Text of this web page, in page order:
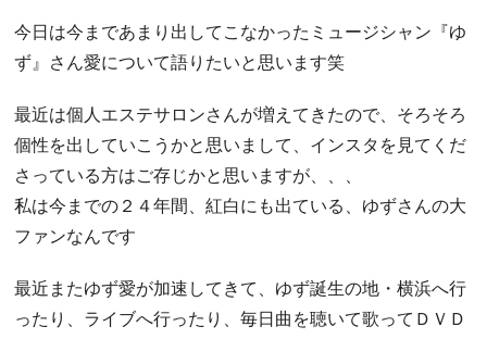
今日は今まであまり出してこなかったミュージシャン『ゆ
ず』さん愛について語りたいと思います笑
最近は個人エステサロンさんが増えてきたので、そろそろ
個性を出していこうかと思いまして、インスタを見てくだ
さっている方はご存じかと思いますが、、、
私は今までの２４年間、紅白にも出ている、ゆずさんの大
ファンなんです
最近またゆず愛が加速してきて、ゆず誕生の地・横浜へ行
ったり、ライブへ行ったり、毎日曲を聴いて歌ってＤＶＤ